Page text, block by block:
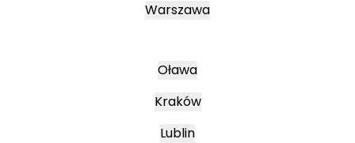
Warszawa
Oława
Kraków
Lublin